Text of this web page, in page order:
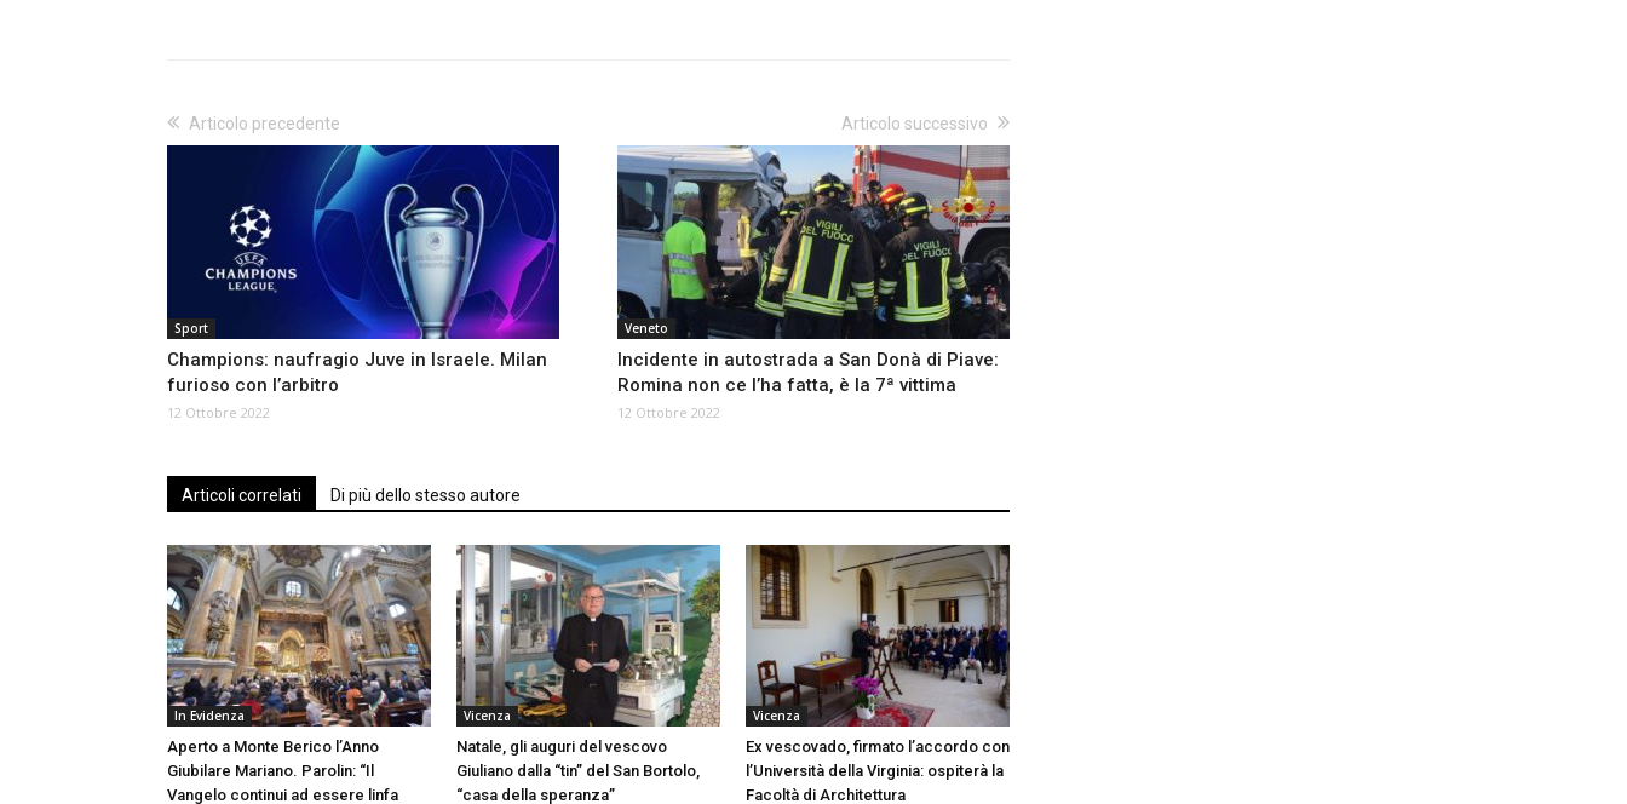
Articolo precedente
Sport
Champions: naufragio Juve in Israele. Milan
furioso con l’arbitro
12 Ottobre 2022
Articolo successivo
Veneto
Incidente in autostrada a San Donà di Piave:
Romina non ce l’ha fatta, è la 7ª vittima
12 Ottobre 2022
Articoli correlati Di più dello stesso autore
In Evidenza
Aperto a Monte Berico l’Anno
Giubilare Mariano. Parolin: “Il
Vangelo continui ad essere linfa
Vicenza
Natale, gli auguri del vescovo
Giuliano dalla “tin” del San Bortolo,
“casa della speranza”
Vicenza
Ex vescovado, firmato l’accordo con
l’Università della Virginia: ospiterà la
Facoltà di Architettura